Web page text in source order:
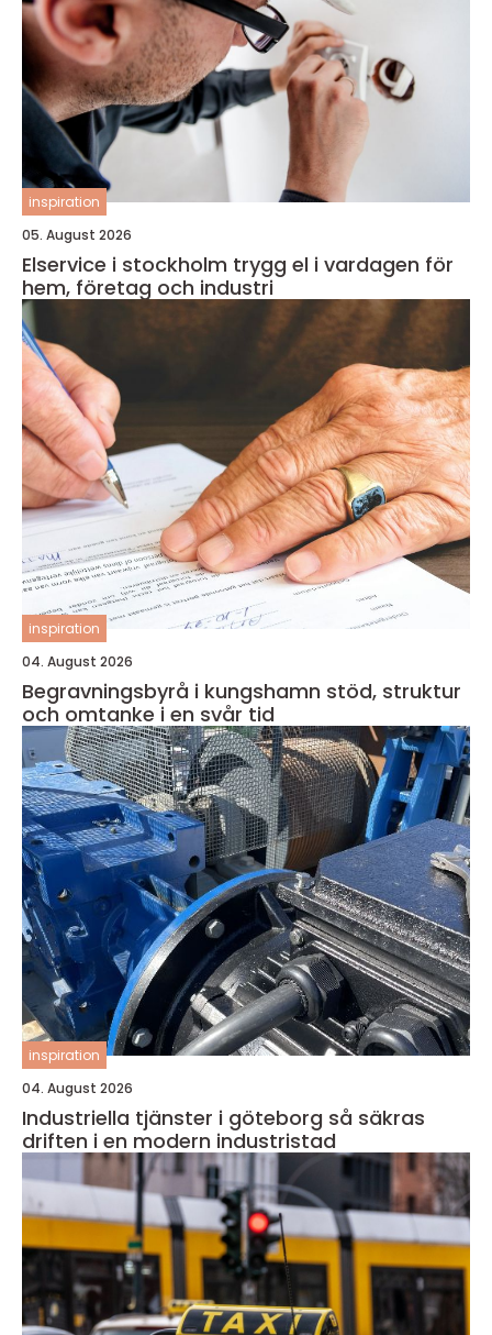
inspiration
05. August 2026
Elservice i stockholm trygg el i vardagen för
hem, företag och industri
inspiration
04. August 2026
Begravningsbyrå i kungshamn stöd, struktur
och omtanke i en svår tid
inspiration
04. August 2026
Industriella tjänster i göteborg så säkras
driften i en modern industristad